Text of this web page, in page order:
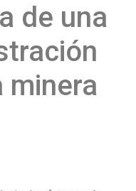
de una
minera